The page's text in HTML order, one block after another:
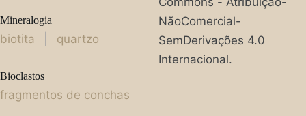
Mineralogia
biotita quartzo
Bioclastos
fragmentos de conchas
NãoComercial-
SemDerivações 4.0
Internacional.